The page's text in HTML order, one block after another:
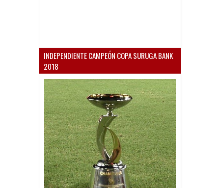
INDEPENDIENTE CAMPEÓN COPA SURUGA BANK
2018